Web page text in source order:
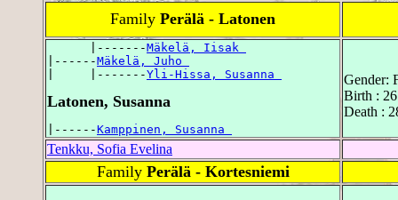
Family Perälä - Latonen
      |-------
Mäkelä, Iisak
|------Mäkelä, Juho
|     |-------Yli-Hissa, Susanna
Latonen, Susanna
|------Kamppinen, Susanna
Gender:
Birth :
Death :
Tenkku, Sofia Evelina
Family Perälä - Kortesniemi